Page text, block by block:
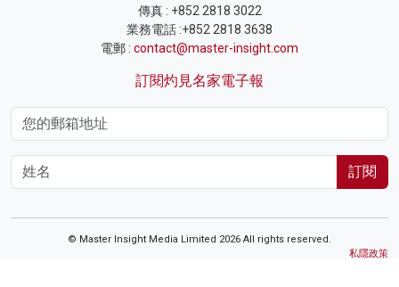
傳真 : +852 2818 3022
業務電話 :+852 2818 3638
電郵 : contact@master-insight.com
訂閱灼見名家電子報
訂閱
© Master Insight Media Limited 2026 All rights reserved.
私隱政策